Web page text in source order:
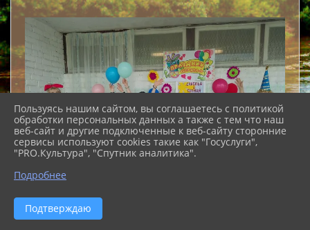
Пользуясь нашим сайтом, вы соглашаетесь с политикой
обработки персональных данных а также с тем что наш
веб-сайт и другие подключенные к веб-сайту сторонние
сервисы используют cookies такие как "Госуслуги",
"PRO.Культура", "Спутник аналитика".
Подробнее
Подтверждаю